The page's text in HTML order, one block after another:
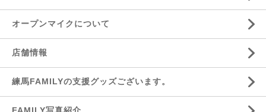
オープンマイクについて
店舗情報
練馬FAMILYの支援グッズございます。